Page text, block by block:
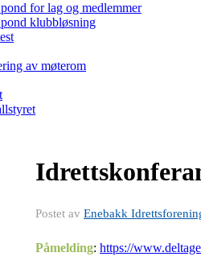
for lag og medlemmer
klubbløsning
av møterom
Postet av Enebakk
Påmelding: https://